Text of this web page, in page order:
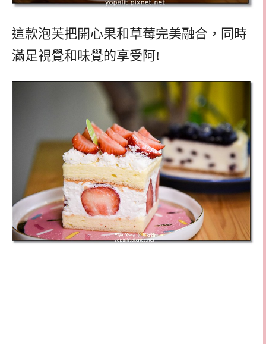
這款泡芙把開心果和草莓完美融合，同時
滿足視覺和味覺的享受阿!